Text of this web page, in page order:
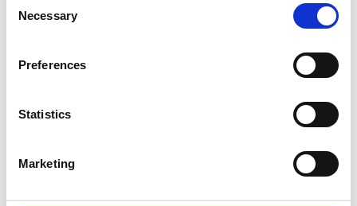
Selection
Necessary
Preferences
Statistics
Marketing
Niet op voorraad
verzonden
Verzending €5,95 Nederland